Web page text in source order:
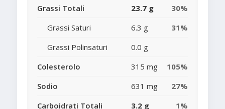
Grassi Totali 23.7 g
30%
Grassi Saturi
6.3 g
31%
Grassi Polinsaturi
0.0 g
Colesterolo
315 mg
105%
Sodio
631 mg
27%
Carboidrati Totali
3.2 g 1%